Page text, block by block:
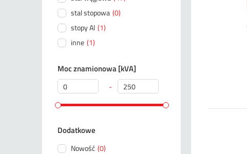
stal stopowa (0)
stopy Al (1)
inne (1)
Moc znamionowa [kVA]
-
Dodatkowe
Nowość (0)